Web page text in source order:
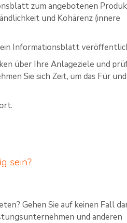
zum angebotenen
und Kohärenz (innere
ein Informationsblatt
über Ihre Anlageziele und
Sie sich Zeit, um das Für
sein?
Gehen Sie auf keinen Fall
und anderen